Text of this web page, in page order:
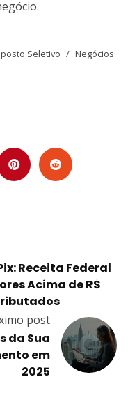
Seletivo / Negócios
Receita Federal
Acima de R$
C
post
da Sua
em
2025